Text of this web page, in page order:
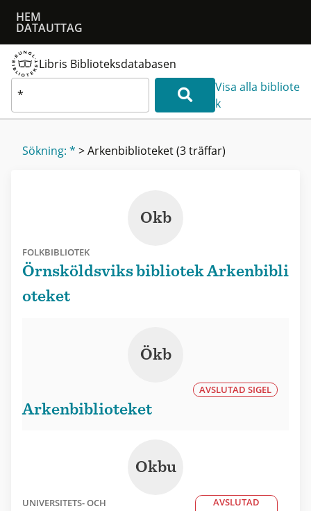
HEM
DATAUTTAG
Libris Biblioteksdatabasen
Visa alla bibliote
k
Sökning: * >Arkenbiblioteket(3 träffar)
Okb
FOLKBIBLIOTEK
Örnsköldsviks bibliotek Arkenbibli
oteket
Ökb
AVSLUTAD SIGEL
Arkenbiblioteket
Okbu
UNIVERSITETS- OCH
AVSLUTAD